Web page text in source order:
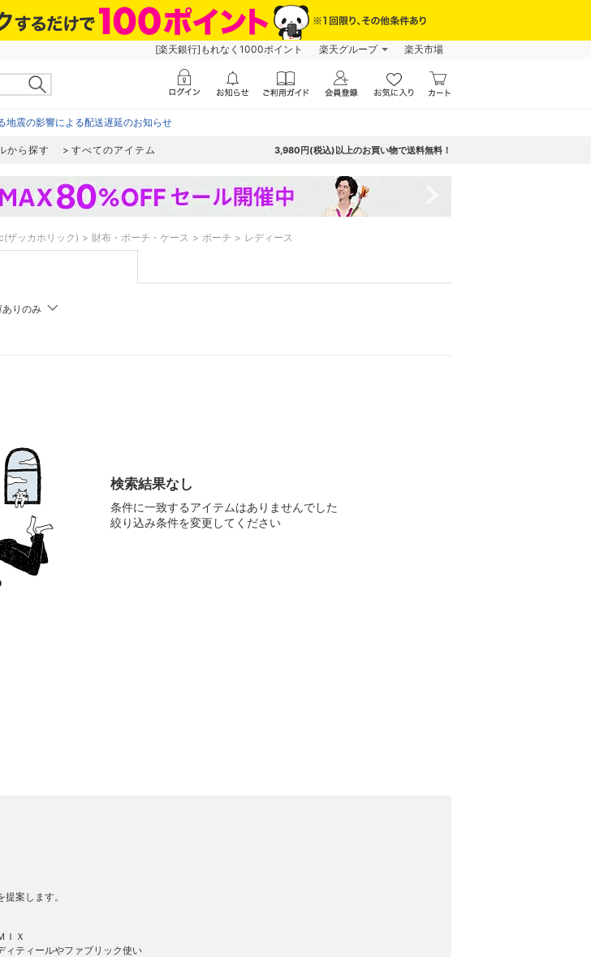
[楽天銀行]もれなく1000ポイント 楽天グループ 楽天市場
地震の影響による配送遅延のお知らせ
から探す すべてのアイテム 3,980円(税込)以上のお買い物で送料無料！
ザッカホリック) 財布・ポーチ・ケース ポーチ レディース
ありのみ
検索結果なし
条件に一致するアイテムはありませんでした
絞り込み条件を変更してください
案します。
ＩＸ
ィティールやファブリック使い